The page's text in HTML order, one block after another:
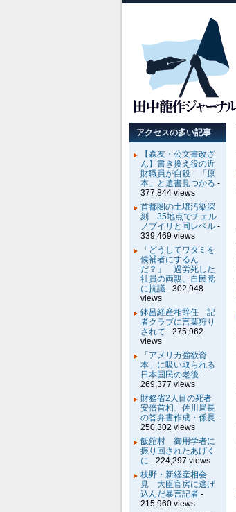
アクセスの多い記事
【森友・公文書改ざ
ん】書き換え役の近
財職員が自殺 「原
本」と遺書見つかる -
377,844 views
首都圏の土壌汚染深
刻 35地点でチェル
ノブイリと同レベル -
339,469 views
「どうしてワタミを
候補者にするん
だ？」 過労死した
社員の両親、自民党
に抗議 - 302,948
views
鉢呂経産相辞任 記
者クラブに言葉狩り
されて - 275,962
views
「アメリカ強欲資
本」に吸い取られる
日本国民の老後 -
269,377 views
財務省2人目の死者
安倍首相、佐川局長
の答弁書作成・係長 -
250,302 views
飯舘村 御用学者に
振り回されたあげく
に - 224,297 views
枝野・新経産相会
見 大臣官房に逃げ
込んだ暴言記者 -
215,960 views